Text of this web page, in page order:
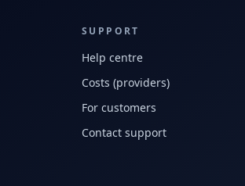
SUPPORT
Help centre
Costs (providers)
For customers
Contact support